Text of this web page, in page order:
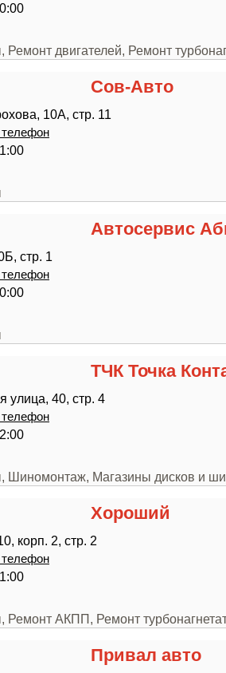
Ремонт двигателей, Ремонт
Сов-Авто
10А, стр. 11
телефон
Автосервис
стр. 1
телефон
ТЧК Точка
улица, 40, стр. 4
телефон
Шиномонтаж, Магазины дисков и
Хороший
корп. 2, стр. 2
телефон
Ремонт АКПП, Ремонт
Привал авто